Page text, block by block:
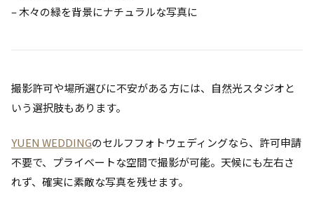
– 木々の緑を背景にナチュラルな写真に
撮影許可や場所選びに不安がある方には、自然光スタジオと
いう選択肢もあります。
YUEN WEDDINGのセルフフォトウェディングなら、許可申請
不要で、プライベートな空間で撮影が可能。天候にも左右さ
れず、確実に素敵な写真を残せます。